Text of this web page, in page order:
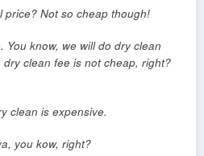
price? Not so cheap though!
You know, we will do dry clean
clean fee is not cheap, right?
clean is expensive.
you kow, right?